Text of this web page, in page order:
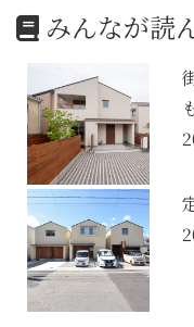
みんなが読